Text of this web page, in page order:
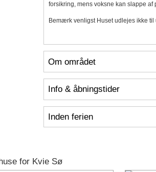
forsikring, mens voksne kan slappe
Bemærk venligst Huset udlejes ikke til
Om området
Info & åbningstider
Inden ferien
for Kvie Sø